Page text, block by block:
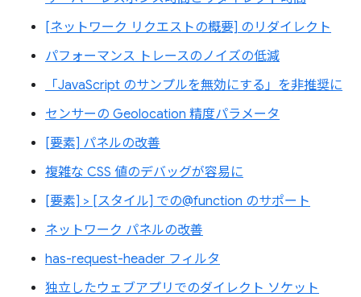
[ネットワーク リクエストの概要] のリダイレクト
パフォーマンス トレースのノイズの低減
「JavaScript のサンプルを無効にする」を非推奨に
センサーの Geolocation 精度パラメータ
[要素] パネルの改善
複雑な CSS 値のデバッグが容易に
[要素] > [スタイル] での@function のサポート
ネットワーク パネルの改善
has-request-header フィルタ
独立したウェブアプリでのダイレクト ソケット